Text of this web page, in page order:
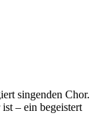
singenden Chor.
– ein begeistert